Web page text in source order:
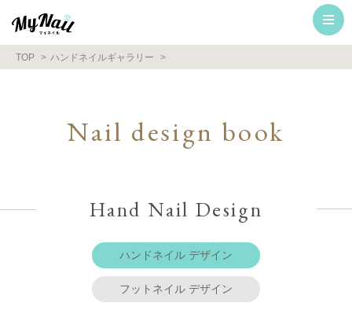
TOP ハンドネイルギャラリー
Nail design book
Hand Nail Design
ハンドネイル デザイン
フットネイル デザイン